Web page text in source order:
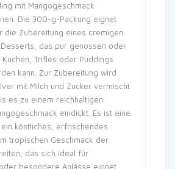
mit Mangogeschmack
Die 300-g-Packung eignet
die Zubereitung eines cremigen
das pur genossen oder
Trifles oder Puddings
kann. Zur Zubereitung wird
mit Milch und Zucker vermischt
es zu einem reichhaltigen
eindickt. Es ist eine
köstliches, erfrischendes
tropischen Geschmack der
das sich ideal für
besondere Anlässe eignet.